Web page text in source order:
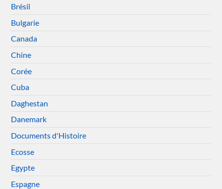
Brésil
Bulgarie
Canada
Chine
Corée
Cuba
Daghestan
Danemark
Documents d'Histoire
Ecosse
Egypte
Espagne